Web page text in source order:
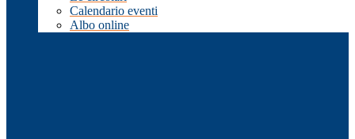
Calendario eventi
Albo online